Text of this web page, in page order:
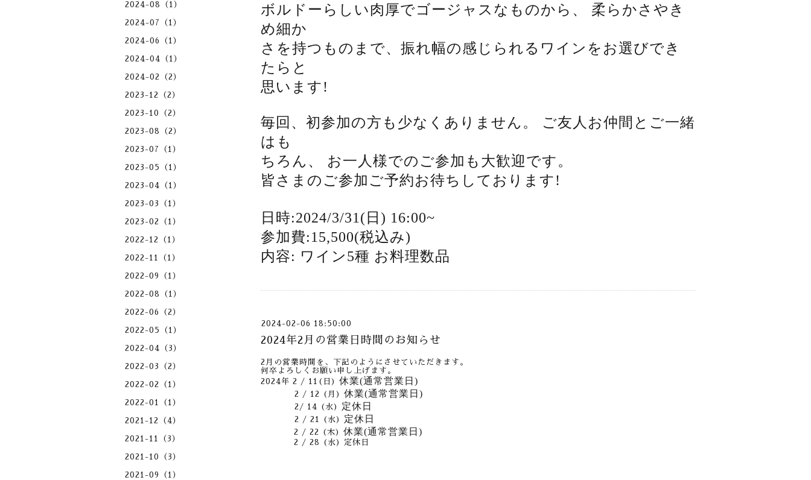
ボルドーらしい肉厚でゴージャスなものから、 柔らかさやき
め細か
さを持つものまで、振れ幅の感じられるワインをお選びでき
たらと
思います!
毎回、初参加の方も少なくありません。 ご友人お仲間とご一緒
はも
ちろん、 お一人様でのご参加も大歓迎です。
皆さまのご参加ご予約お待ちしております!
日時:2024/3/31(日) 16:00~
参加費:15,500(税込み)
内容: ワイン5種 お料理数品
2024-02-06 18:50:00
2024年2月の営業日時間のお知らせ
2月の営業時間を、下記のようにさせていただきます。
何卒よろしくお願い申し上げます。
2024年 2 / 11(日) 休業(通常営業日)
2 / 12 (月) 休業(通常営業日)
2/ 14 (水) 定休日
2 / 21 (水) 定休日
2 / 22 (木) 休業(通常営業日)
2 / 28 (水) 定休日
2024-08（1）
2024-07（1）
2024-06（1）
2024-04（1）
2024-02（2）
2023-12（2）
2023-10（2）
2023-08（2）
2023-07（1）
2023-05（1）
2023-04（1）
2023-03（1）
2023-02（1）
2022-12（1）
2022-11（1）
2022-09（1）
2022-08（1）
2022-06（2）
2022-05（1）
2022-04（3）
2022-03（2）
2022-02（1）
2022-01（1）
2021-12（4）
2021-11（3）
2021-10（3）
2021-09（1）